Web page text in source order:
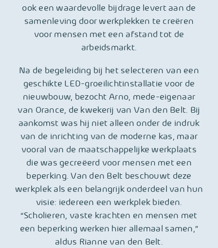
ook een waardevolle bijdrage levert aan de
samenleving door werkplekken te creëren
voor mensen met een afstand tot de
arbeidsmarkt.
Na de begeleiding bij het selecteren van een
geschikte LED-groeilichtinstallatie voor de
nieuwbouw, bezocht Arno, mede-eigenaar
van Orance, de kwekerij van Van den Belt. Bij
aankomst was hij niet alleen onder de indruk
van de inrichting van de moderne kas, maar
vooral van de maatschappelijke werkplaats
die was gecreëerd voor mensen met een
beperking. Van den Belt beschouwt deze
werkplek als een belangrijk onderdeel van hun
visie: iedereen een werkplek bieden.
“Scholieren, vaste krachten en mensen met
een beperking werken hier allemaal samen,”
aldus Rianne van den Belt.